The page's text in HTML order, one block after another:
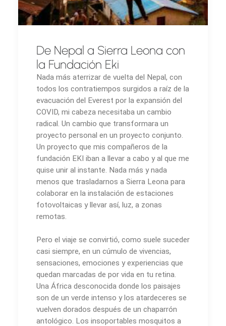
De Nepal a Sierra Leona con
la Fundación Eki
Nada más aterrizar de vuelta del Nepal, con
todos los contratiempos surgidos a raíz de la
evacuación del Everest por la expansión del
COVID, mi cabeza necesitaba un cambio
radical. Un cambio que transformara un
proyecto personal en un proyecto conjunto.
Un proyecto que mis compañeros de la
fundación EKI iban a llevar a cabo y al que me
quise unir al instante. Nada más y nada
menos que trasladarnos a Sierra Leona para
colaborar en la instalación de estaciones
fotovoltaicas y llevar así, luz, a zonas
remotas.
Pero el viaje se convirtió, como suele suceder
casi siempre, en un cúmulo de vivencias,
sensaciones, emociones y experiencias que
quedan marcadas de por vida en tu retina.
Una África desconocida donde los paisajes
son de un verde intenso y los atardeceres se
vuelven dorados después de un chaparrón
antológico. Los insoportables mosquitos a